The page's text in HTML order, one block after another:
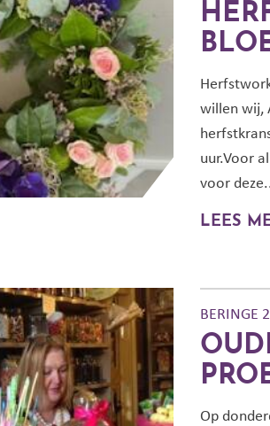
willen wij,
uur.Voor
voor
LEES
BERINGE
Op